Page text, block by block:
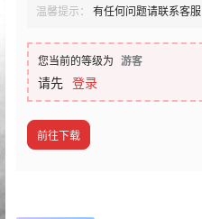
温馨提示：
有任何问题请联系客服
您当前的等级为 游客
请先 登录
前往下载